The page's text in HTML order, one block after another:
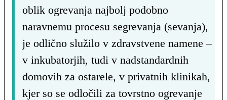
oblik ogrevanja najbolj podobno
naravnemu procesu segrevanja (sevanja),
je odlično služilo v zdravstvene namene –
v inkubatorjih, tudi v nadstandardnih
domovih za ostarele, v privatnih klinikah,
kjer so se odločili za tovrstno ogrevanje